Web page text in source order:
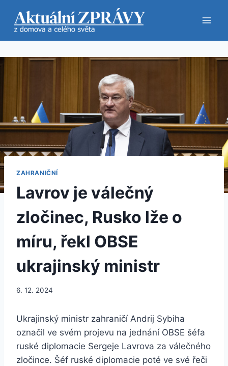
obsah
ZAHRANIČNÍ
Lavrov je válečný
zločinec, Rusko lže o
míru, řekl OBSE
ukrajinský ministr
6. 12. 2024
Ukrajinský ministr zahraničí Andrij Sybiha
označil ve svém projevu na jednání OBSE šéfa
ruské diplomacie Sergeje Lavrova za válečného
zločince. Šéf ruské diplomacie poté ve své řeči